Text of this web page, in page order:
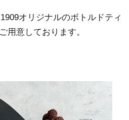
オリジナルのボトルドティ
用意しております。